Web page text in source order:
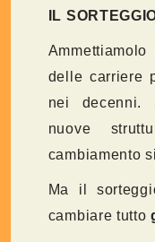
IL
delle carriere
nei decenni.
nuove
cambiamento
Ma il
cambiare tutto